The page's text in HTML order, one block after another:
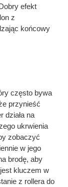
efekt
z
końcowy
często bywa
przynieść
działa na
ukrwienia
zobaczyć
w jego
brodę, aby
kluczem w
z rollera do